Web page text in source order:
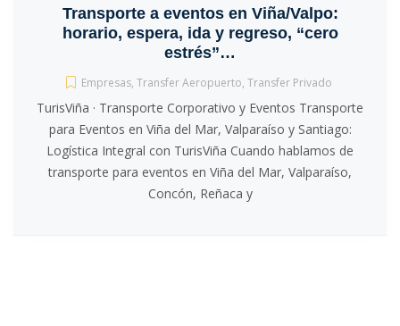
Transporte a eventos en Viña/Valpo:
horario, espera, ida y regreso, “cero
estrés”…
Empresas, Transfer Aeropuerto, Transfer Privado
TurisViña · Transporte Corporativo y Eventos Transporte
para Eventos en Viña del Mar, Valparaíso y Santiago:
Logística Integral con TurisViña Cuando hablamos de
transporte para eventos en Viña del Mar, Valparaíso,
Concón, Reñaca y